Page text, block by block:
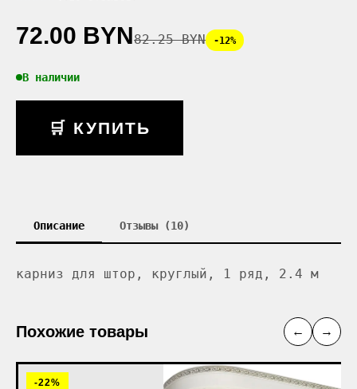
72.00 BYN82.25 BYN -12%
В наличии
🛒 КУПИТЬ
Описание Отзывы (10)
карниз для штор, круглый, 1 ряд, 2.4 м
Похожие товары ← →
-22%